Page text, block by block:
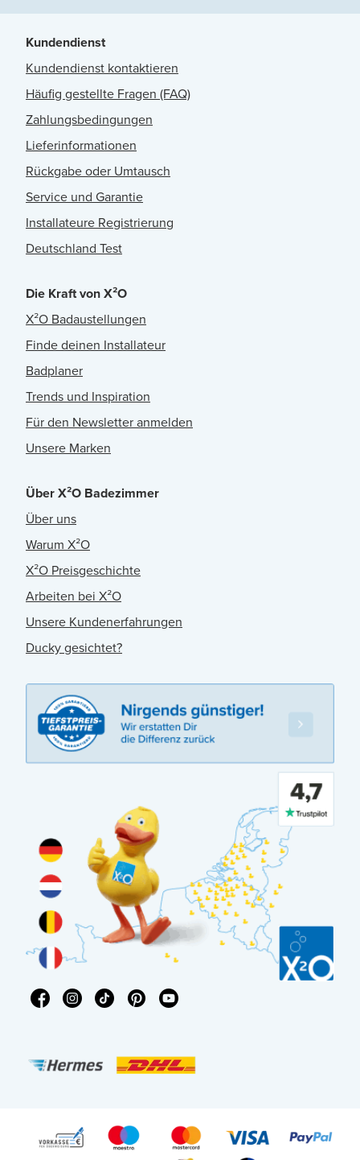
Kundendienst
Kundendienst kontaktieren
Häufig gestellte Fragen (FAQ)
Zahlungsbedingungen
Lieferinformationen
Rückgabe oder Umtausch
Service und Garantie
Installateure Registrierung
Deutschland Test
Die Kraft von X²O
X²O Badaustellungen
Finde deinen Installateur
Badplaner
Trends und Inspiration
Für den Newsletter anmelden
Unsere Marken
Über X²O Badezimmer
Über uns
Warum X²O
X²O Preisgeschichte
Arbeiten bei X²O
Unsere Kundenerfahrungen
Ducky gesichtet?